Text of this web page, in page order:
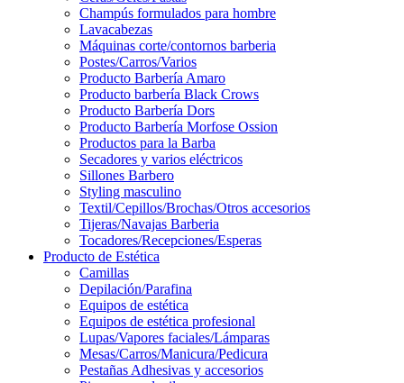
Champús formulados para hombre
Lavacabezas
Máquinas corte/contornos barberia
Postes/Carros/Varios
Producto Barbería Amaro
Producto barbería Black Crows
Producto Barbería Dors
Producto Barbería Morfose Ossion
Productos para la Barba
Secadores y varios eléctricos
Sillones Barbero
Styling masculino
Textil/Cepillos/Brochas/Otros accesorios
Tijeras/Navajas Barberia
Tocadores/Recepciones/Esperas
Producto de Estética
Camillas
Depilación/Parafina
Equipos de estética
Equipos de estética profesional
Lupas/Vapores faciales/Lámparas
Mesas/Carros/Manicura/Pedicura
Pestañas Adhesivas y accesorios